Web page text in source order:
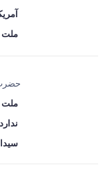
ملت
حضرت
ملت